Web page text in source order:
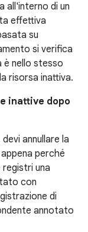
all'interno di un
effettiva
su
si verifica
è nello stesso
risorsa inattiva.
inattive dopo
annullare la
perché
registri una
con
di
annotato